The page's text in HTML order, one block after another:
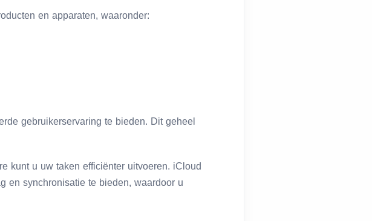
en apparaten, waaronder:
gebruikerservaring te bieden. Dit geheel
kunt u uw taken efficiënter uitvoeren. iCloud
en synchronisatie te bieden, waardoor u